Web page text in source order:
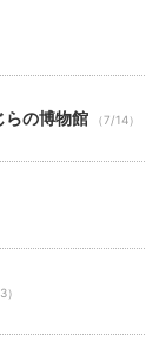
の博物館 （7/14）
）